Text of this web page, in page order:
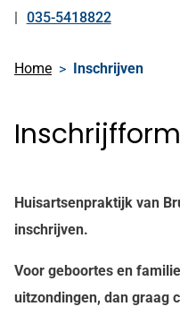
Tel:
035-5418822
Home Inschrijven
Huisartsenpraktijk van
inschrijven.
Voor geboortes en
uitzondingen, dan graag